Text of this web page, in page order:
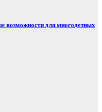
возможности для многодетных